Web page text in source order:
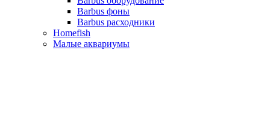
Barbus фоны
Barbus расходники
Homefish
Малые аквариумы